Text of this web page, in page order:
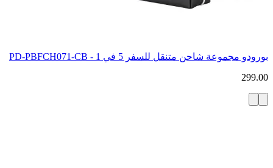
بورودو مجموعة شاحن متنقل للسفر 5 في 1 - PD-PBFCH071-CB
299.00